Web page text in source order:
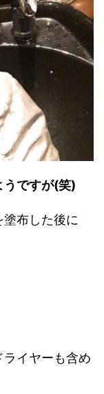
うですが(笑)
布した後に
イヤーも含め